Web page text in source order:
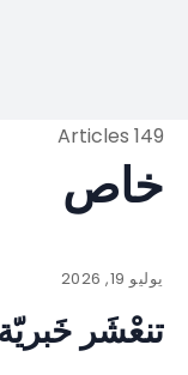
خاص
149 Articles
يوليو 19, 2026
تنعْشَر